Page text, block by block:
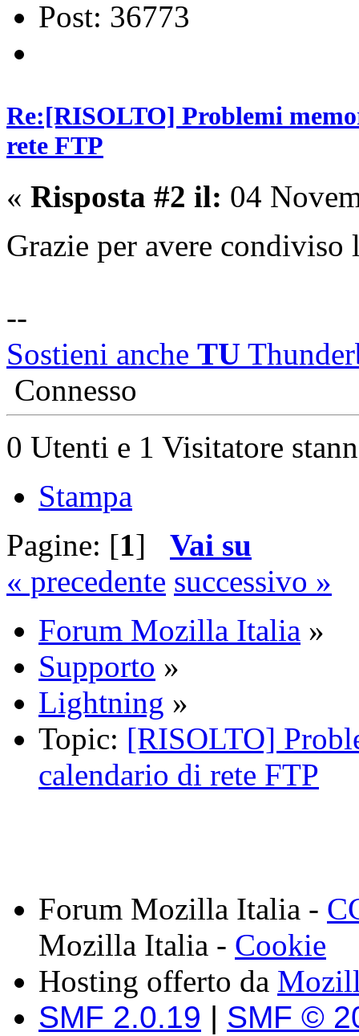
Post: 36773
Re:[RISOLTO] Problemi
rete FTP
« Risposta #2 il: 04
Grazie per avere
--
Sostieni anche TU
Connesso
0 Utenti e 1 Visitatore
Stampa
Pagine: [1] Vai su
« precedente successivo »
Forum Mozilla Italia »
Supporto »
Lightning »
Topic: [RISOLTO]
calendario di rete FTP
Forum Mozilla Italia -
Mozilla Italia - Cookie
Hosting offerto da
SMF 2.0.19 | SMF ©